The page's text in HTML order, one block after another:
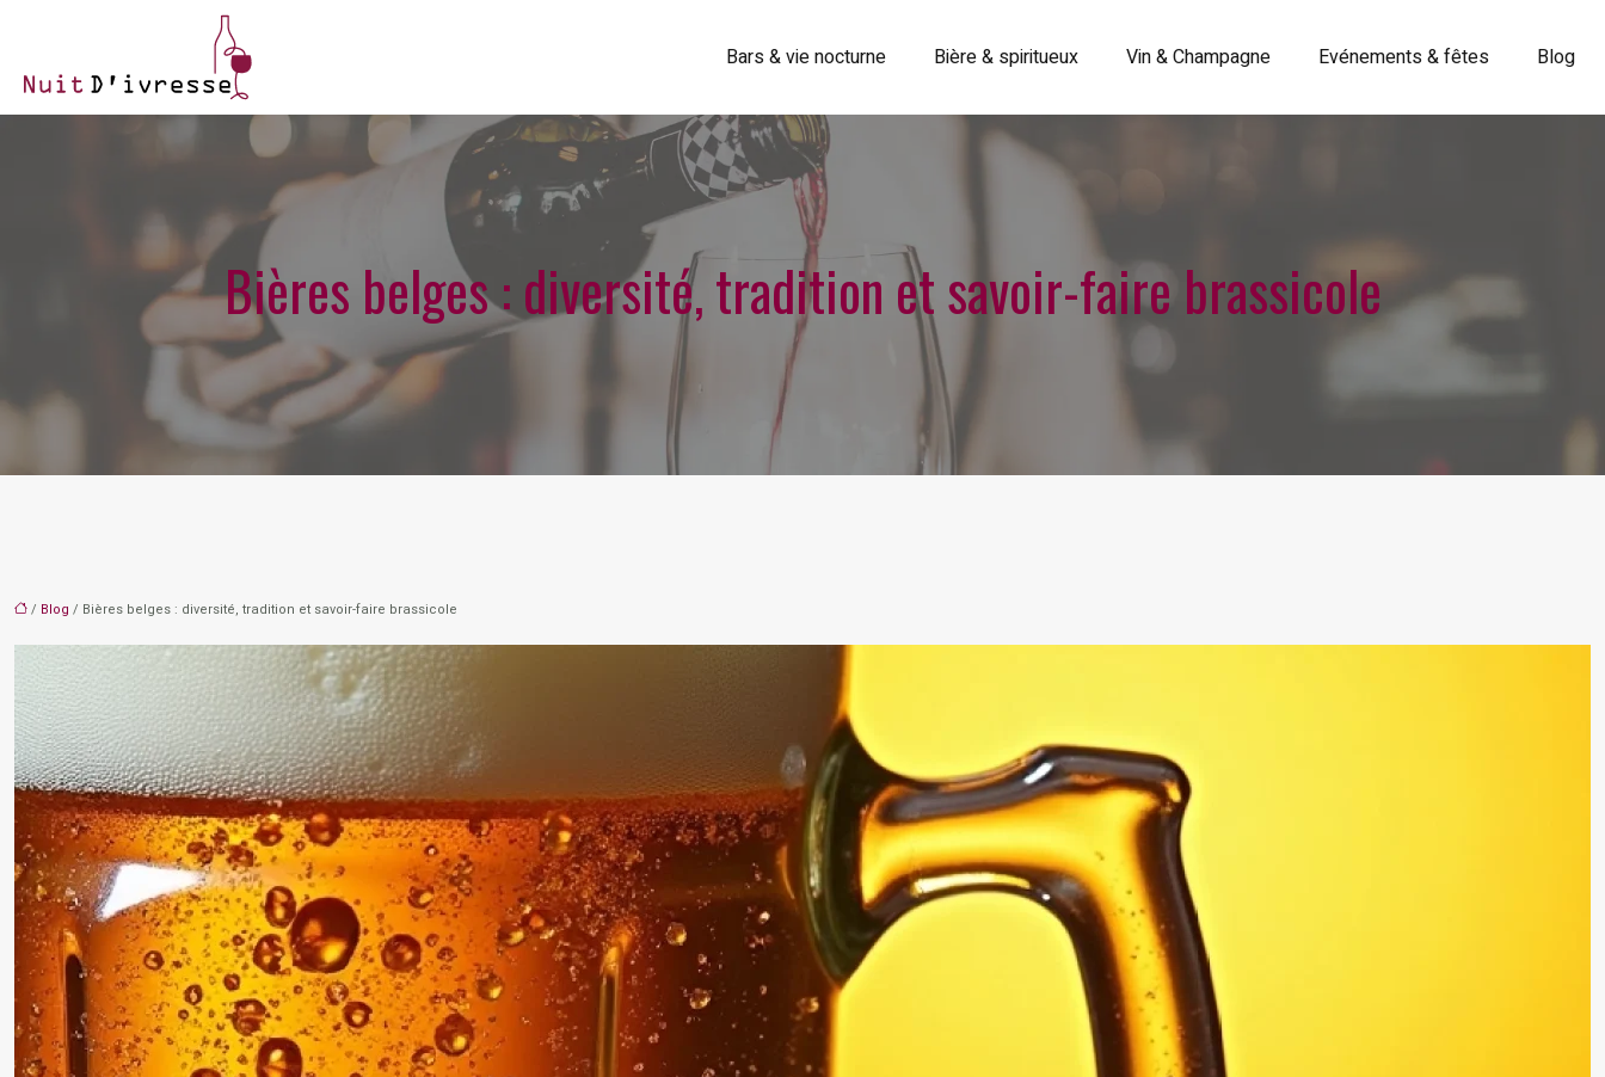
Bars & vie nocturne Bière & spiritueux Vin & Champagne Evénements & fêtes Blog
Bières belges : diversité, tradition et savoir-faire brassicole
/ Blog / Bières belges : diversité, tradition et savoir-faire brassicole